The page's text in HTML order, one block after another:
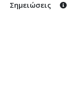
Σημειώσεις